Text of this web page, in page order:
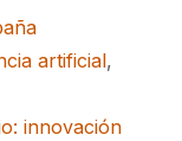
artificial,
innovación